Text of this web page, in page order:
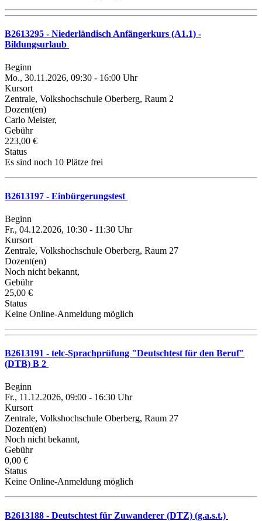
B2613295 - Niederländisch Anfängerkurs (A1.1) -
Bildungsurlaub
Beginn
Mo., 30.11.2026, 09:30 - 16:00 Uhr
Kursort
Zentrale, Volkshochschule Oberberg, Raum 2
Dozent(en)
Carlo Meister,
Gebühr
223,00 €
Status
Es sind noch 10 Plätze frei
B2613197 - Einbürgerungstest
Beginn
Fr., 04.12.2026, 10:30 - 11:30 Uhr
Kursort
Zentrale, Volkshochschule Oberberg, Raum 27
Dozent(en)
Noch nicht bekannt,
Gebühr
25,00 €
Status
Keine Online-Anmeldung möglich
B2613191 - telc-Sprachprüfung "Deutschtest für den Beruf"
(DTB) B 2
Beginn
Fr., 11.12.2026, 09:00 - 16:30 Uhr
Kursort
Zentrale, Volkshochschule Oberberg, Raum 27
Dozent(en)
Noch nicht bekannt,
Gebühr
0,00 €
Status
Keine Online-Anmeldung möglich
B2613188 - Deutschtest für Zuwanderer (DTZ) (g.a.s.t.)